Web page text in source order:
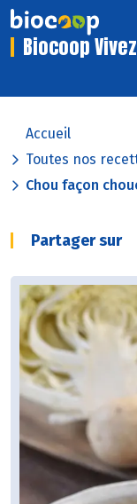
Biocoop
Accueil
Toutes nos
Chou façon
Partager sur